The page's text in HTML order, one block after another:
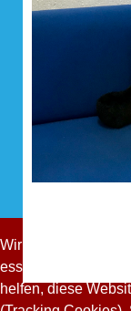
Wir nutzen Cookies
essenziell für den
helfen, diese